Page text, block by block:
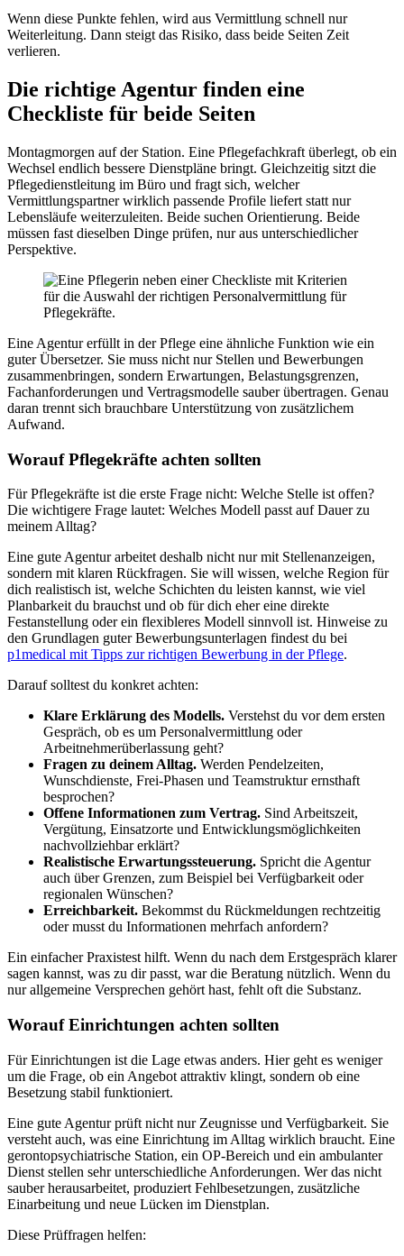
Wenn diese Punkte fehlen, wird aus Vermittlung schnell nur
Weiterleitung. Dann steigt das Risiko, dass beide Seiten Zeit
verlieren.
Die richtige Agentur finden eine
Checkliste für beide Seiten
Montagmorgen auf der Station. Eine Pflegefachkraft überlegt, ob ein
Wechsel endlich bessere Dienstpläne bringt. Gleichzeitig sitzt die
Pflegedienstleitung im Büro und fragt sich, welcher
Vermittlungspartner wirklich passende Profile liefert statt nur
Lebensläufe weiterzuleiten. Beide suchen Orientierung. Beide
müssen fast dieselben Dinge prüfen, nur aus unterschiedlicher
Perspektive.
Eine Agentur erfüllt in der Pflege eine ähnliche Funktion wie ein
guter Übersetzer. Sie muss nicht nur Stellen und Bewerbungen
zusammenbringen, sondern Erwartungen, Belastungsgrenzen,
Fachanforderungen und Vertragsmodelle sauber übertragen. Genau
daran trennt sich brauchbare Unterstützung von zusätzlichem
Aufwand.
Worauf Pflegekräfte achten sollten
Für Pflegekräfte ist die erste Frage nicht: Welche Stelle ist offen?
Die wichtigere Frage lautet: Welches Modell passt auf Dauer zu
meinem Alltag?
Eine gute Agentur arbeitet deshalb nicht nur mit Stellenanzeigen,
sondern mit klaren Rückfragen. Sie will wissen, welche Region für
dich realistisch ist, welche Schichten du leisten kannst, wie viel
Planbarkeit du brauchst und ob für dich eher eine direkte
Festanstellung oder ein flexibleres Modell sinnvoll ist. Hinweise zu
den Grundlagen guter Bewerbungsunterlagen findest du bei
p1medical mit Tipps zur richtigen Bewerbung in der Pflege.
Darauf solltest du konkret achten:
Klare Erklärung des Modells. Verstehst du vor dem ersten
Gespräch, ob es um Personalvermittlung oder
Arbeitnehmerüberlassung geht?
Fragen zu deinem Alltag. Werden Pendelzeiten,
Wunschdienste, Frei-Phasen und Teamstruktur ernsthaft
besprochen?
Offene Informationen zum Vertrag. Sind Arbeitszeit,
Vergütung, Einsatzorte und Entwicklungsmöglichkeiten
nachvollziehbar erklärt?
Realistische Erwartungssteuerung. Spricht die Agentur
auch über Grenzen, zum Beispiel bei Verfügbarkeit oder
regionalen Wünschen?
Erreichbarkeit. Bekommst du Rückmeldungen rechtzeitig
oder musst du Informationen mehrfach anfordern?
Ein einfacher Praxistest hilft. Wenn du nach dem Erstgespräch klarer
sagen kannst, was zu dir passt, war die Beratung nützlich. Wenn du
nur allgemeine Versprechen gehört hast, fehlt oft die Substanz.
Worauf Einrichtungen achten sollten
Für Einrichtungen ist die Lage etwas anders. Hier geht es weniger
um die Frage, ob ein Angebot attraktiv klingt, sondern ob eine
Besetzung stabil funktioniert.
Eine gute Agentur prüft nicht nur Zeugnisse und Verfügbarkeit. Sie
versteht auch, was eine Einrichtung im Alltag wirklich braucht. Eine
gerontopsychiatrische Station, ein OP-Bereich und ein ambulanter
Dienst stellen sehr unterschiedliche Anforderungen. Wer das nicht
sauber herausarbeitet, produziert Fehlbesetzungen, zusätzliche
Einarbeitung und neue Lücken im Dienstplan.
Diese Prüffragen helfen: